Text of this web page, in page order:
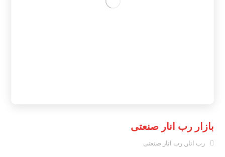
بازار رب انار صنعتی
رب انار ,رب انار صنعتی